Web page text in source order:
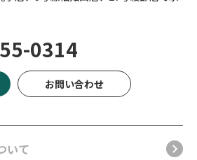
0314
お問い合わせ
いて